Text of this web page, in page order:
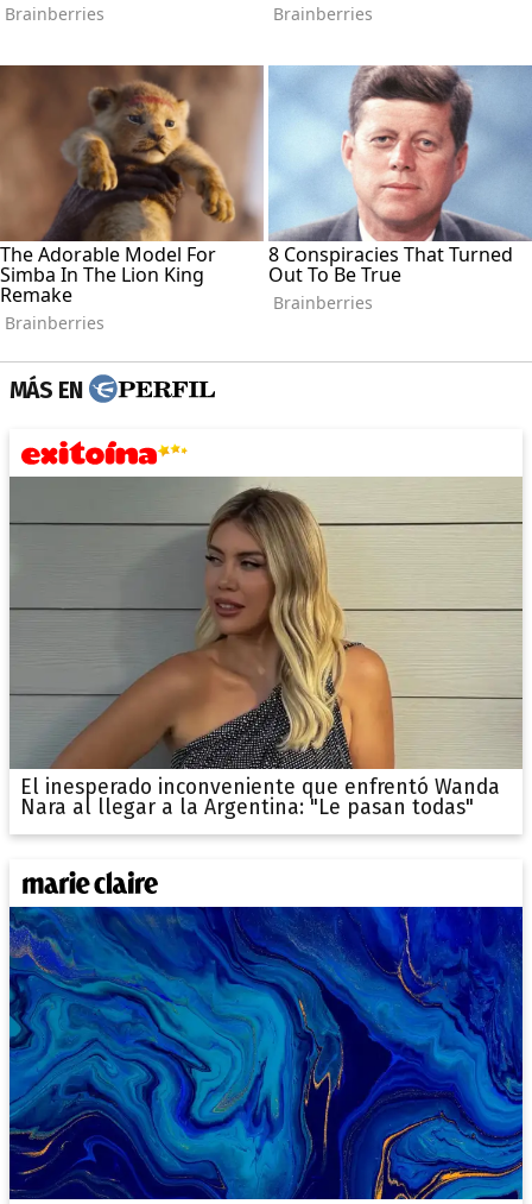
MÁS EN
El inesperado inconveniente que enfrentó Wanda
Nara al llegar a la Argentina: "Le pasan todas"